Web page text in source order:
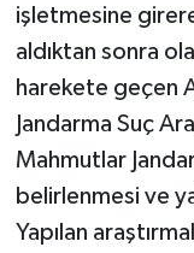
işletmesine
aldıktan sonra
harekete geçen
Jandarma Suç
Mahmutlar
belirlenmesi ve
Yapılan